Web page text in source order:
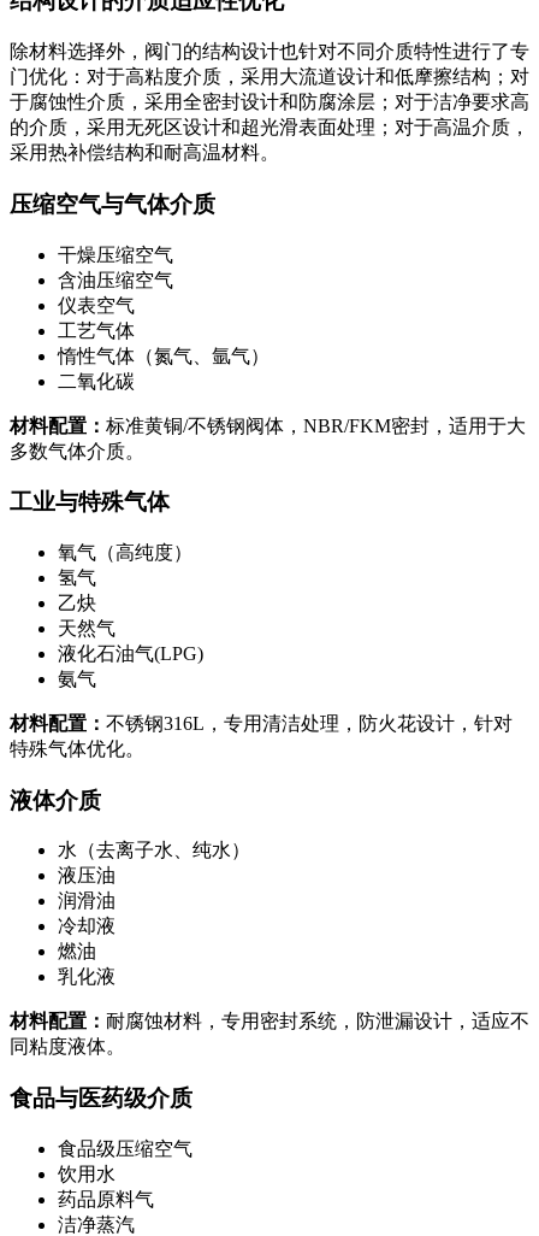
除材料选择外，阀门的结构设计也针对不同介质特性进行了专
门优化：对于高粘度介质，采用大流道设计和低摩擦结构；对
于腐蚀性介质，采用全密封设计和防腐涂层；对于洁净要求高
的介质，采用无死区设计和超光滑表面处理；对于高温介质，
采用热补偿结构和耐高温材料。
压缩空气与气体介质
干燥压缩空气
含油压缩空气
仪表空气
工艺气体
惰性气体（氮气、氩气）
二氧化碳
材料配置： 标准黄铜/不锈钢阀体，NBR/FKM密封，适用于大
多数气体介质。
工业与特殊气体
氧气（高纯度）
氢气
乙炔
天然气
液化石油气(LPG)
氨气
材料配置： 不锈钢316L，专用清洁处理，防火花设计，针对
特殊气体优化。
液体介质
水（去离子水、纯水）
液压油
润滑油
冷却液
燃油
乳化液
材料配置： 耐腐蚀材料，专用密封系统，防泄漏设计，适应不
同粘度液体。
食品与医药级介质
食品级压缩空气
饮用水
药品原料气
洁净蒸汽